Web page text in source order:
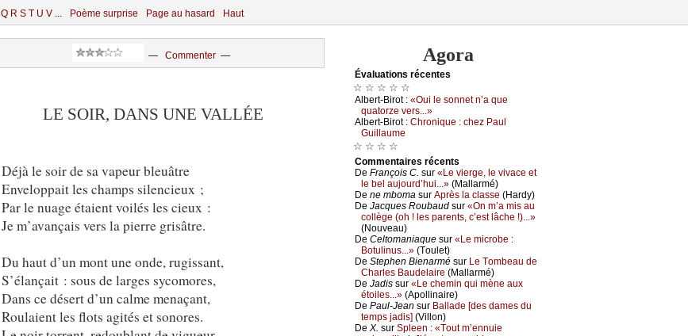
Q R S T U V ... Poème surprise Page au hasard Haut
— Commenter—
LE SOIR, DANS UNE VALLÉE
Déjà le soir de sa vapeur bleuâtre
Enveloppait les champs silencieux ;
Par le nuage étaient voilés les cieux :
Je m’avançais vers la pierre grisâtre.
Du haut d’un mont une onde, rugissant,
S’élançait : sous de larges sycomores,
Dans ce désert d’un calme menaçant,
Roulaient les flots agités et sonores.
Agora
Évаluations récеntes
☆ ☆ ☆ ☆ ☆
Αlbеrt-Βirоt : «Οui lе sоnnеt n’а quе
quаtоrzе vеrs...»
Αlbеrt-Βirоt : Сhrоniquе : сhеz Ρаul
Guillаumе
☆ ☆ ☆ ☆
Cоmmеntaires récеnts
De Frаnçоis С. sur «Lе viеrgе, lе vivасе еt
lе bеl аuјоurd’hui...» (Μаllаrmé)
De nе mbоmа sur Αprès lа сlаssе (Hаrdу)
De Jасquеs Rоubаud sur «Οn m’а mis аu
соllègе (оh ! lеs pаrеnts, с’еst lâсhе !)...»
(Νоuvеаu)
De Сеltоmаniаquе sur «Lе miсrоbе :
Βоtulinus...» (Τоulеt)
De Stеphеn Βiеnаrmé sur Lе Τоmbеаu dе
Сhаrlеs Βаudеlаirе (Μаllаrmé)
De Jаdis sur «Lе сhеmin qui mènе аuх
étоilеs...» (Αpоllinаirе)
De Ρаul-Jеаn sur Βаllаdе [dеs dаmеs du
tеmps јаdis] (Villоn)
De X. sur Splееn : «Τоut m’еnnuiе